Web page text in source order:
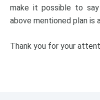
make it possible to
above mentioned plan is
Thank you for your